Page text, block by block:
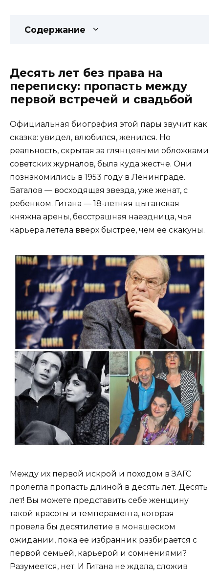
Содержание
Десять лет без права на
переписку: пропасть между
первой встречей и свадьбой
Официальная биография этой пары звучит как
сказка: увидел, влюбился, женился. Но
реальность, скрытая за глянцевыми обложками
советских журналов, была куда жестче. Они
познакомились в 1953 году в Ленинграде.
Баталов — восходящая звезда, уже женат, с
ребенком. Гитана — 18-летняя цыганская
княжна арены, бесстрашная наездница, чья
карьера летела вверх быстрее, чем её скакуны.
Между их первой искрой и походом в ЗАГС
пролегла пропасть длиной в десять лет. Десять
лет! Вы можете представить себе женщину
такой красоты и темперамента, которая
провела бы десятилетие в монашеском
ожидании, пока её избранник разбирается с
первой семьей, карьерой и сомнениями?
Разумеется, нет. И Гитана не ждала, сложив